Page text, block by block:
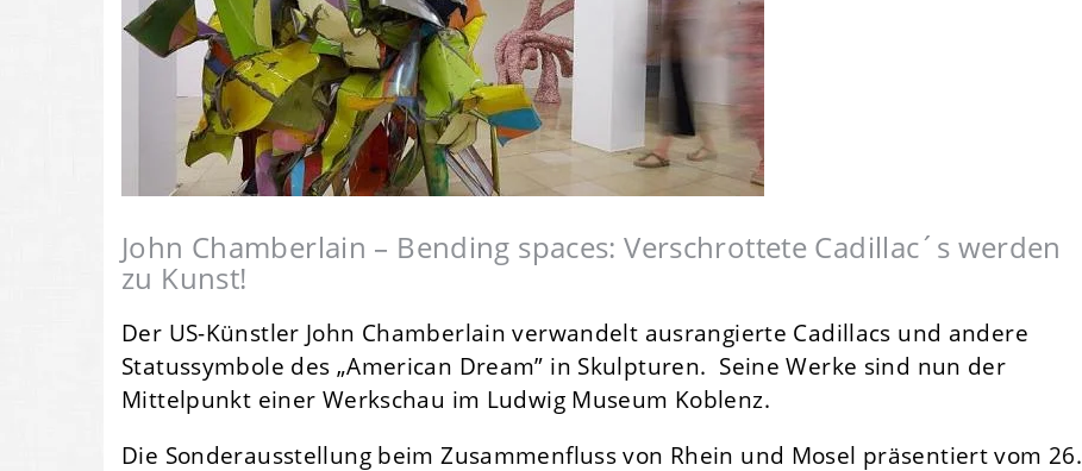
John Chamberlain – Bending spaces: Verschrottete Cadillac´s werden
zu Kunst!
Der US-Künstler John Chamberlain verwandelt ausrangierte Cadillacs und andere
Statussymbole des „American Dream” in Skulpturen. Seine Werke sind nun der
Mittelpunkt einer Werkschau im Ludwig Museum Koblenz.
Die Sonderausstellung beim Zusammenfluss von Rhein und Mosel präsentiert vom 26.